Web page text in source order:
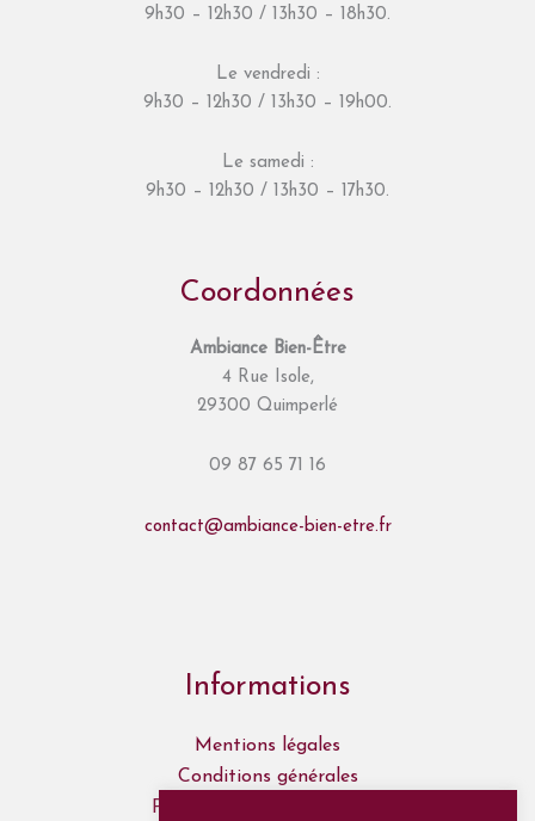
9h30 – 12h30 / 13h30 – 18h30.
Le vendredi :
9h30 – 12h30 / 13h30 – 19h00.
Le samedi :
9h30 – 12h30 / 13h30 – 17h30.
Coordonnées
Ambiance Bien-Être
4 Rue Isole,
29300 Quimperlé
09 87 65 71 16
contact@ambiance-bien-etre.fr
Informations
Mentions légales
Conditions générales
Politique de confidentialité